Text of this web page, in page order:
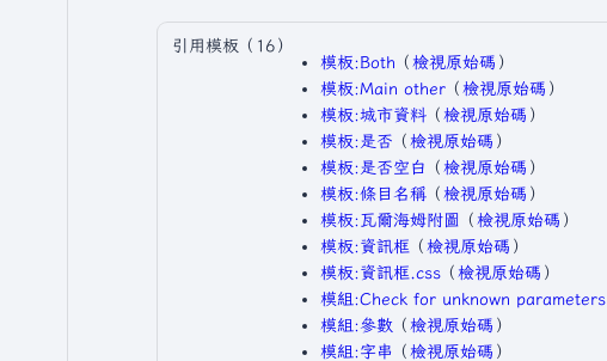
引用模板（16）
模板:Both ​（檢視原始碼 ）​
模板:Main other ​（檢視原始碼 ）​
模板:城市資料 ​（檢視原始碼 ）​
模板:是否 ​（檢視原始碼 ）​
模板:是否空白 ​（檢視原始碼 ）​
模板:條目名稱 ​（檢視原始碼 ）​
模板:瓦爾海姆附圖
​（檢視原始碼 ）​
模板:資訊框 ​（檢視原始碼 ）​
模板:資訊框.css ​（檢視原始碼 ）​
模組:Check for unknown parameters
模組:參數 ​（檢視原始碼 ）​
模組:字串 ​（檢視原始碼 ）​